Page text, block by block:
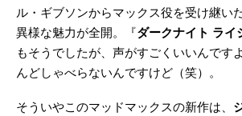
ル・ギブソンからマックス役を受け継い
異様な魅力が全開。『ダークナイト ライ
もそうでしたが、声がすごくいいんです
んどしゃべらないんですけど（笑）。
そういやこのマッドマックスの新作は、